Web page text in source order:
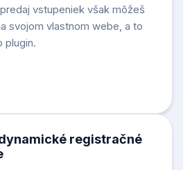
vstupeniek však môžeš
svojom vlastnom webe, a to
plugin.
registračné